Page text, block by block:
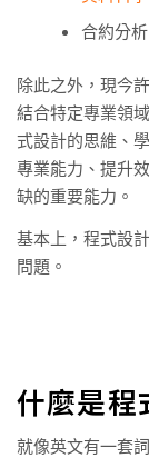
合約分
除此之外，現今
結合特定專業領
式設計的思維、
專業能力、提升
缺的重要能力。
基本上，程式設
問題。
什麼是程
就像英文有一套